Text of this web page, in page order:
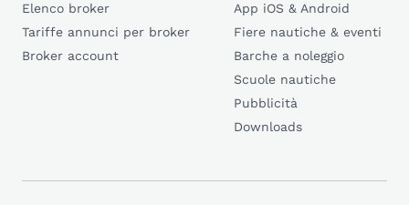
Elenco broker
Tariffe annunci per broker
Broker account
App iOS & Android
Fiere nautiche & eventi
Barche a noleggio
Scuole nautiche
Pubblicità
Downloads